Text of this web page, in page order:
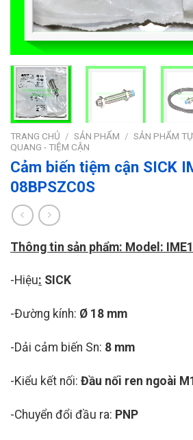
TRANG CHỦ / SẢN PHẨM / SẢN PHẨM
QUANG - TIỆM CẬN
Cảm biến tiệm cận SICK
08BPSZC0S
Thông tin sản phẩm: Model:
-Hiệu: SICK
-Đường kính: Ø 18 mm
-Dải cảm biến Sn: 8 mm
-Kiểu kết nối: Đầu nối ren ngoài
-Chuyển đổi đầu ra: PNP